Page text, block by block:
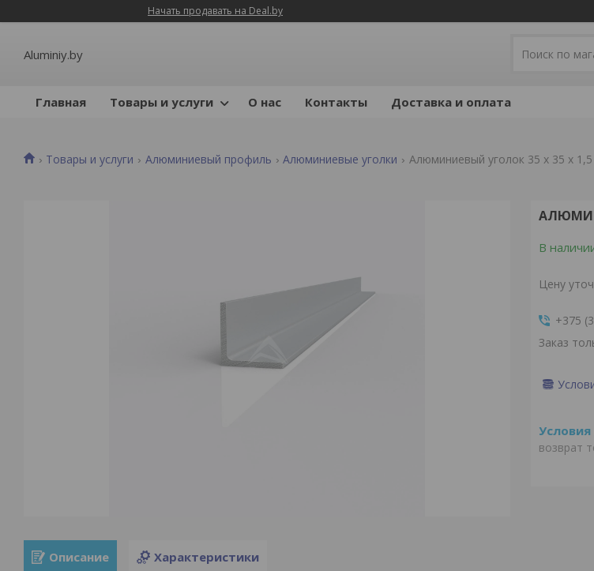
Начать продавать на Deal.by
Aluminiy.by
Главная Товары и услуги О нас Контакты Доставка и оплата
Товары и услуги Алюминиевый профиль Алюминиевые уголки Алюминиевый уголок 35 x 35 x 1,5
В
Цену
+375
Заказ
возврат
Описание Характеристики